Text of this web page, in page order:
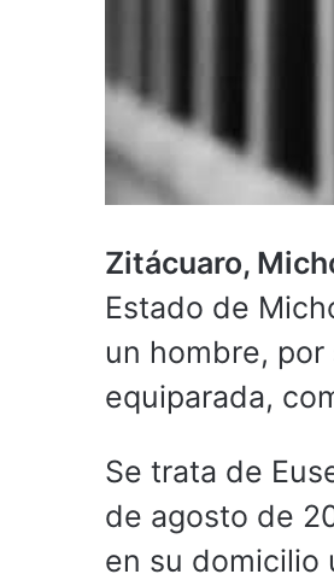
Zitácuaro,
Estado de
un hombre,
equiparada,
Se trata de
de agosto de
en su domicilio